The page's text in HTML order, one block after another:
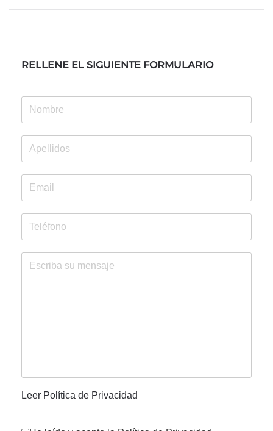
RELLENE EL SIGUIENTE FORMULARIO
Leer Política de Privacidad